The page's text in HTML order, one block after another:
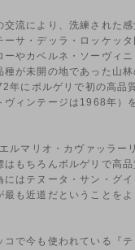
交流により、洗練された
ーサ・デッラ・ロッケッ
ーやカベルネ・ソーヴィ
種が未開の地であった山
年にボルゲリで初の高品
ヴィンテージは1968年）
ルマリオ・カヴァッラー
はもちろんボルゲリで高
にはテヌータ・サン・グイ
最も近道だということを
コで今も使われている『